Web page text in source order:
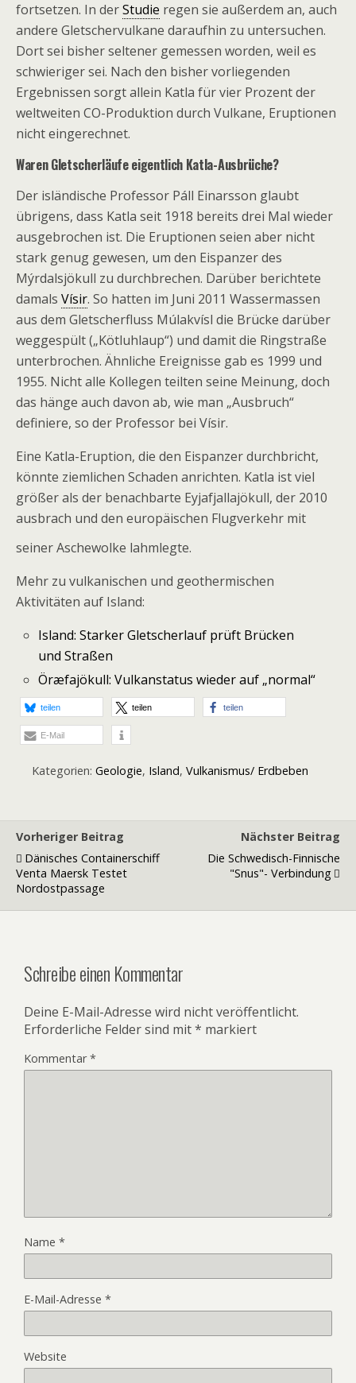
fortsetzen. In derStudie regen sie außerdem an, auch
andere Gletschervulkane daraufhin zu untersuchen.
Dort sei bisher seltener gemessen worden, weil es
schwieriger sei. Nach den bisher vorliegenden
Ergebnissen sorgt allein Katla für vier Prozent der
weltweiten CO-Produktion durch Vulkane, Eruptionen
nicht eingerechnet.
Waren Gletscherläufe eigentlich Katla-Ausbrüche?
Der isländische Professor Páll Einarsson glaubt
übrigens, dass Katla seit 1918 bereits drei Mal wieder
ausgebrochen ist. Die Eruptionen seien aber nicht
stark genug gewesen, um den Eispanzer des
Mýrdalsjökull zu durchbrechen. Darüber berichtete
damals Vísir. So hatten im Juni 2011 Wassermassen
aus dem Gletscherfluss Múlakvísl die Brücke darüber
weggespült („Kötluhlaup“) und damit die Ringstraße
unterbrochen. Ähnliche Ereignisse gab es 1999 und
1955. Nicht alle Kollegen teilten seine Meinung, doch
das hänge auch davon ab, wie man „Ausbruch“
definiere, so der Professor bei Vísir.
Eine Katla-Eruption, die den Eispanzer durchbricht,
könnte ziemlichen Schaden anrichten. Katla ist viel
größer als der benachbarte Eyjafjallajökull, der 2010
ausbrach und den europäischen Flugverkehr mit
seiner Aschewolke lahmlegte.
Mehr zu vulkanischen und geothermischen
Aktivitäten auf Island:
Island: Starker Gletscherlauf prüft Brücken
und Straßen
Öræfajökull: Vulkanstatus wieder auf „normal“
teilen teilen teilen
E-Mail
Kategorien: Geologie, Island, Vulkanismus/ Erdbeben
Vorheriger Beitrag
Dänisches Containerschiff
Venta Maersk Testet
Nordostpassage
Nächster Beitrag
Die Schwedisch-Finnische
"snus"- Verbindung
Schreibe einen Kommentar
Deine E-Mail-Adresse wird nicht veröffentlicht.
Erforderliche Felder sind mit* markiert
Kommentar*
Name *
E-Mail-Adresse *
Website